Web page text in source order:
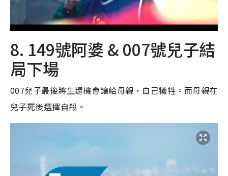
8. 149號阿婆 & 007號兒子結
局下場
007兒子最後將生還機會讓給母親，自己犧牲。而母親在
兒子死後選擇自殺。